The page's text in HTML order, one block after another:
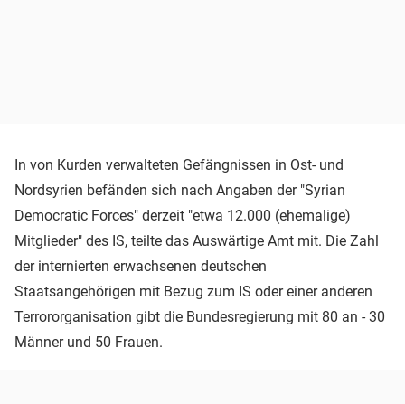
In von Kurden verwalteten Gefängnissen in Ost- und
Nordsyrien befänden sich nach Angaben der "Syrian
Democratic Forces" derzeit "etwa 12.000 (ehemalige)
Mitglieder" des IS, teilte das Auswärtige Amt mit. Die Zahl
der internierten erwachsenen deutschen
Staatsangehörigen mit Bezug zum IS oder einer anderen
Terrororganisation gibt die Bundesregierung mit 80 an - 30
Männer und 50 Frauen.